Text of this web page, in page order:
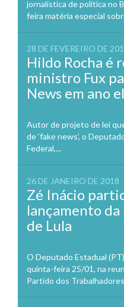
jornalística de política no
feira matéria especial
28 DE FEVEREIRO DE
Hildo Rocha é
ministro Fux
News em ano
Autor de projeto de lei
de ‘fake news’, o
Federal,...
26 DE JANEIRO DE 2018
Zé Inácio
lançamento
de Lula
O Deputado Estadual
quinta-feira 25/01, na
Partido dos